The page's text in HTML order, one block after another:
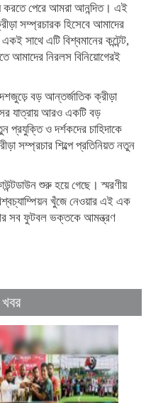
পেরে আমরা আনন্দিত। এই
সম্প্রচারক হিসেবে আমাদের
সাথে এটি বিশ্বমানের কন্টেন্ট,
আমাদের নিরলস বিনিয়োগেরই
বড় আন্তর্জাতিক ক্রীড়া
যাত্রায় আরও একটি বড়
ও দর্শকদের চাহিদাকে
সম্প্রচার শিল্পে প্রতিনিয়ত নতুন
শুরু হয়ে গেছে। স্মরণীয়
খুঁজে নেওয়ার এই এক
সব ফুটবল ভক্তকে আমন্ত্রণ